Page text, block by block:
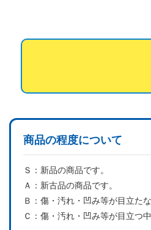
商品の程度について
Ｓ： 新品の商品です。
Ａ： 新古品の商品です。
Ｂ： 傷・汚れ・凹み等が目立た
Ｃ： 傷・汚れ・凹み等が目立つ中